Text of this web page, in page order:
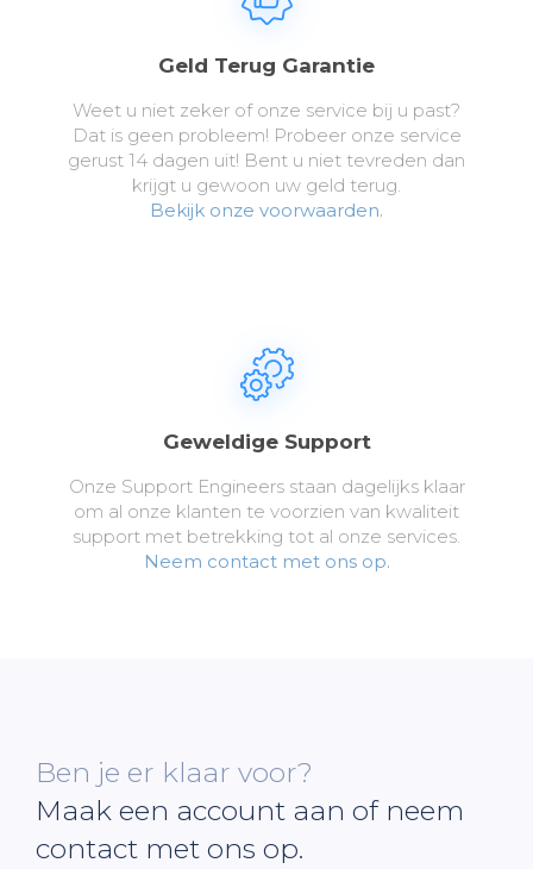
Geld Terug Garantie
Weet u niet zeker of onze service bij u past?
Dat is geen probleem! Probeer onze service
gerust 14 dagen uit! Bent u niet tevreden dan
krijgt u gewoon uw geld terug.
Bekijk onze voorwaarden.
Geweldige Support
Onze Support Engineers staan dagelijks klaar
om al onze klanten te voorzien van kwaliteit
support met betrekking tot al onze services.
Neem contact met ons op.
Ben je er klaar voor?
Maak een account aan of neem
contact met ons op.